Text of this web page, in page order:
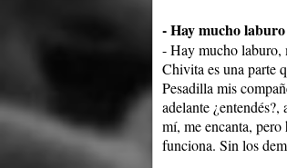
- Hay mucho
- Hay mucho laburo,
Chivita es una parte
Pesadilla mis
adelante
mí, me encanta,
funciona. Sin los